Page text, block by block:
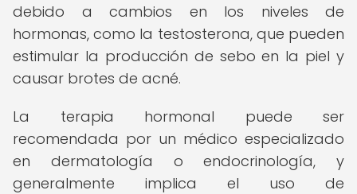
debido a cambios en los niveles de
hormonas, como la testosterona, que pueden
estimular la producción de sebo en la piel y
causar brotes de acné.
La terapia hormonal puede ser
recomendada por un médico especializado
en dermatología o endocrinología, y
generalmente implica el uso de